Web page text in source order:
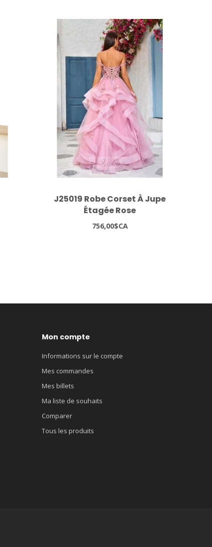
J25019 Robe Corset À Jupe
Étagée Rose
756,00$CA
Mon compte
Informations sur le compte
Mes commandes
Mes billets
Ma liste de souhaits
Comparer
Tous les produits